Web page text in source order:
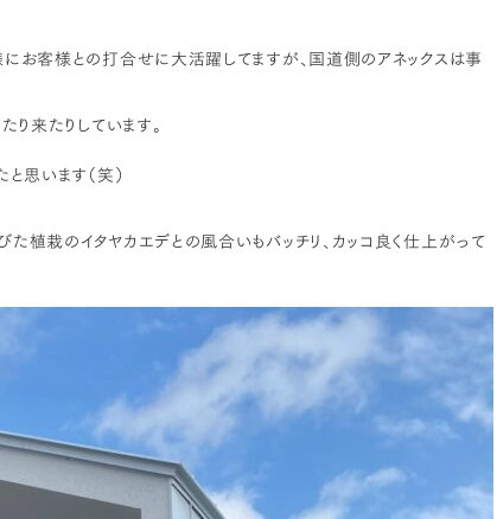
お客様との打合せに大活躍してますが、国道側のアネックスは事
り来たりしています。
思います（笑）
植栽のイタヤカエデとの風合いもバッチリ、カッコ良く仕上がって